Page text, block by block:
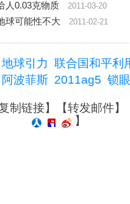
人0.03克物质
2011-03-20
球可能性不大 2011-02-21
地球引力 联合国和平利
阿波菲斯 2011ag5 锁眼
制链接】【转发邮件】
】